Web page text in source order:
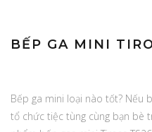
BẾP GA MINI
Bếp ga mini loại nào tốt? Nếu
tổ chức tiệc tùng cùng bạn bè